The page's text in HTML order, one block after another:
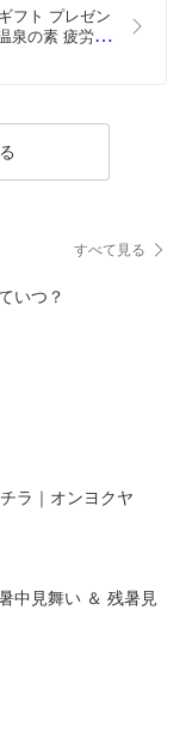
ご提供できるよ
ちしておりま
フト プレゼン
泉の素 疲労回
すべて見る
いつ？
ラ｜オンヨクヤ
中見舞い ＆ 残暑見